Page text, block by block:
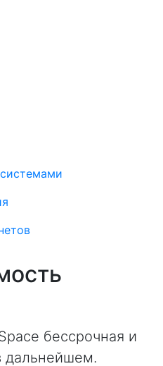
бессрочная и
дальнейшем.